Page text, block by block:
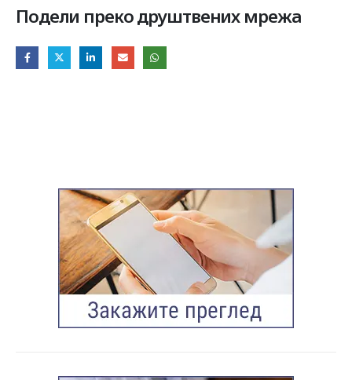
Подели преко друштвених мрежа